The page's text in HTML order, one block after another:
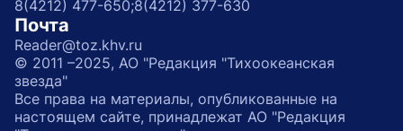
8(4212) 477-650;8(4212) 377-630
Почта
Reader@toz.khv.ru
© 2011 –2025, АО "Редакция "Тихоокеанская
звезда"
Все права на материалы, опубликованные на
настоящем сайте, принадлежат АО "Редакция